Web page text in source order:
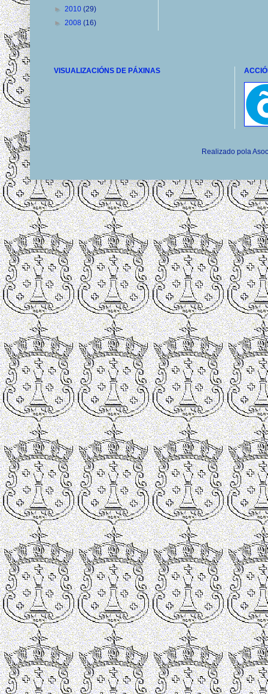
► 2010 (29)
► 2008 (16)
VISUALIZACIÓNS DE PÁXINAS
Realizado pola